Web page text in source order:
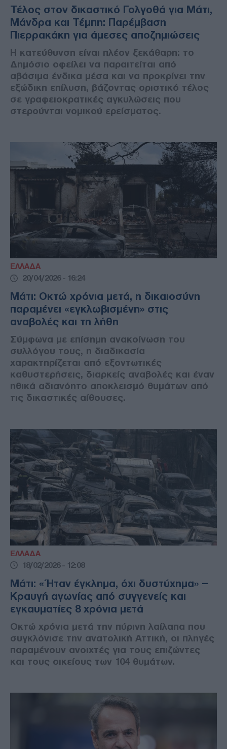
Τέλος στον δικαστικό Γολγοθά για Μάτι,
Μάνδρα και Τέμπη: Παρέμβαση
Πιερρακάκη για άμεσες αποζημιώσεις
Η κατεύθυνση είναι πλέον ξεκάθαρη: το
Δημόσιο οφείλει να παραιτείται από
αβάσιμα ένδικα μέσα και να προκρίνει την
εξώδικη επίλυση, βάζοντας οριστικό τέλος
σε γραφειοκρατικές αγκυλώσεις που
στερούνται νομικού ερείσματος.
ΕΛΛΑΔΑ
20/04/2026 - 16:24
Μάτι: Οκτώ χρόνια μετά, η δικαιοσύνη
παραμένει «εγκλωβισμένη» στις
αναβολές και τη λήθη
Σύμφωνα με επίσημη ανακοίνωση του
συλλόγου τους, η διαδικασία
χαρακτηρίζεται από εξοντωτικές
καθυστερήσεις, διαρκείς αναβολές και έναν
ηθικά αδιανόητο αποκλεισμό θυμάτων από
τις δικαστικές αίθουσες.
ΕΛΛΑΔΑ
18/02/2026 - 12:08
Μάτι: «Ήταν έγκλημα, όχι δυστύχημα» –
Κραυγή αγωνίας από συγγενείς και
εγκαυματίες 8 χρόνια μετά
Οκτώ χρόνια μετά την πύρινη λαίλαπα που
συγκλόνισε την ανατολική Αττική, οι πληγές
παραμένουν ανοιχτές για τους επιζώντες
και τους οικείους των 104 θυμάτων.